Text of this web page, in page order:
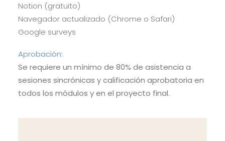
Notion (gratuito)
Navegador actualizado (Chrome o Safari)
Google surveys
Aprobación:
Se requiere un mínimo de 80% de asistencia a
sesiones sincrónicas y calificación aprobatoria en
todos los módulos y en el proyecto final.